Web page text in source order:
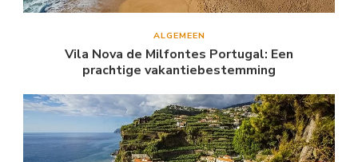
ALGEMEEN
Vila Nova de Milfontes Portugal: Een
prachtige vakantiebestemming